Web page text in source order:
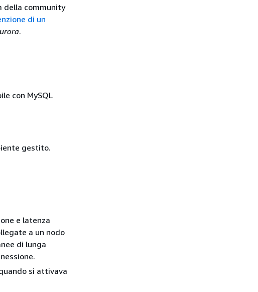
della community
di un
.
con MySQL
gestito.
e latenza
a un nodo
di lunga
si attivava